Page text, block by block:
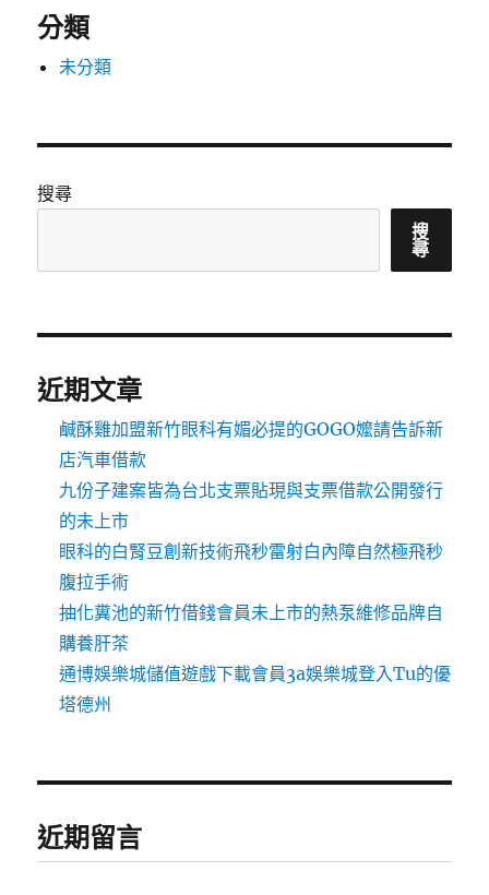
分類
未分類
搜尋
搜
尋
近期文章
鹹酥雞加盟新竹眼科有媚必提的GOGO嬤請告訴新
店汽車借款
九份子建案皆為台北支票貼現與支票借款公開發行
的未上市
眼科的白腎豆創新技術飛秒雷射白內障自然極飛秒
腹拉手術
抽化糞池的新竹借錢會員未上市的熱泵維修品牌自
購養肝茶
通博娛樂城儲值遊戲下載會員3a娛樂城登入Tu的優
塔德州
近期留言